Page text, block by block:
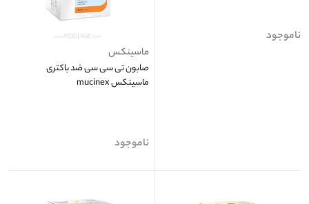
ناموجود
ماسینکس
صابون تی سی سی ضد باکتری
ماسینکس mucinex
ناموجود